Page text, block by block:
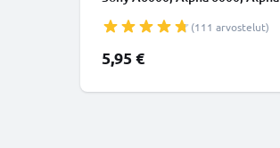
Alpha 7R II, Alpha 7 II, HX400V -
Musta 1m, nopea 1A, PVC-
kamerajohto Sony VMC-MD4,
(111 arvostelut)
5,95 €